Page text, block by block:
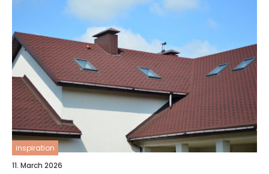
inspiration
11. March 2026